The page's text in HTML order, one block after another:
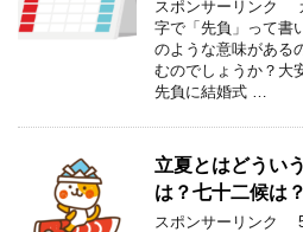
スポンサーリンク
字で「先負」って書
のような意味がある
むのでしょうか？大
先負に結婚式 …
立夏とはどうい
は？七十二候は？
スポンサーリンク